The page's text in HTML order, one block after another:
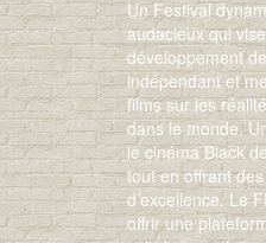
Un Festival
audacieux qui
développement
indépendant et
films sur les
dans le monde.
le cinéma Black
tout en offrant
d’excellence. Le
offrir une